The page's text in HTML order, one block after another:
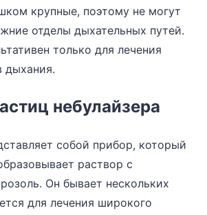
крупные, поэтому не могут
отделы дыхательных путей.
только для лечения
дыхания.
небулайзера
собой прибор, который
раствор с
Он бывает нескольких
для лечения широкого